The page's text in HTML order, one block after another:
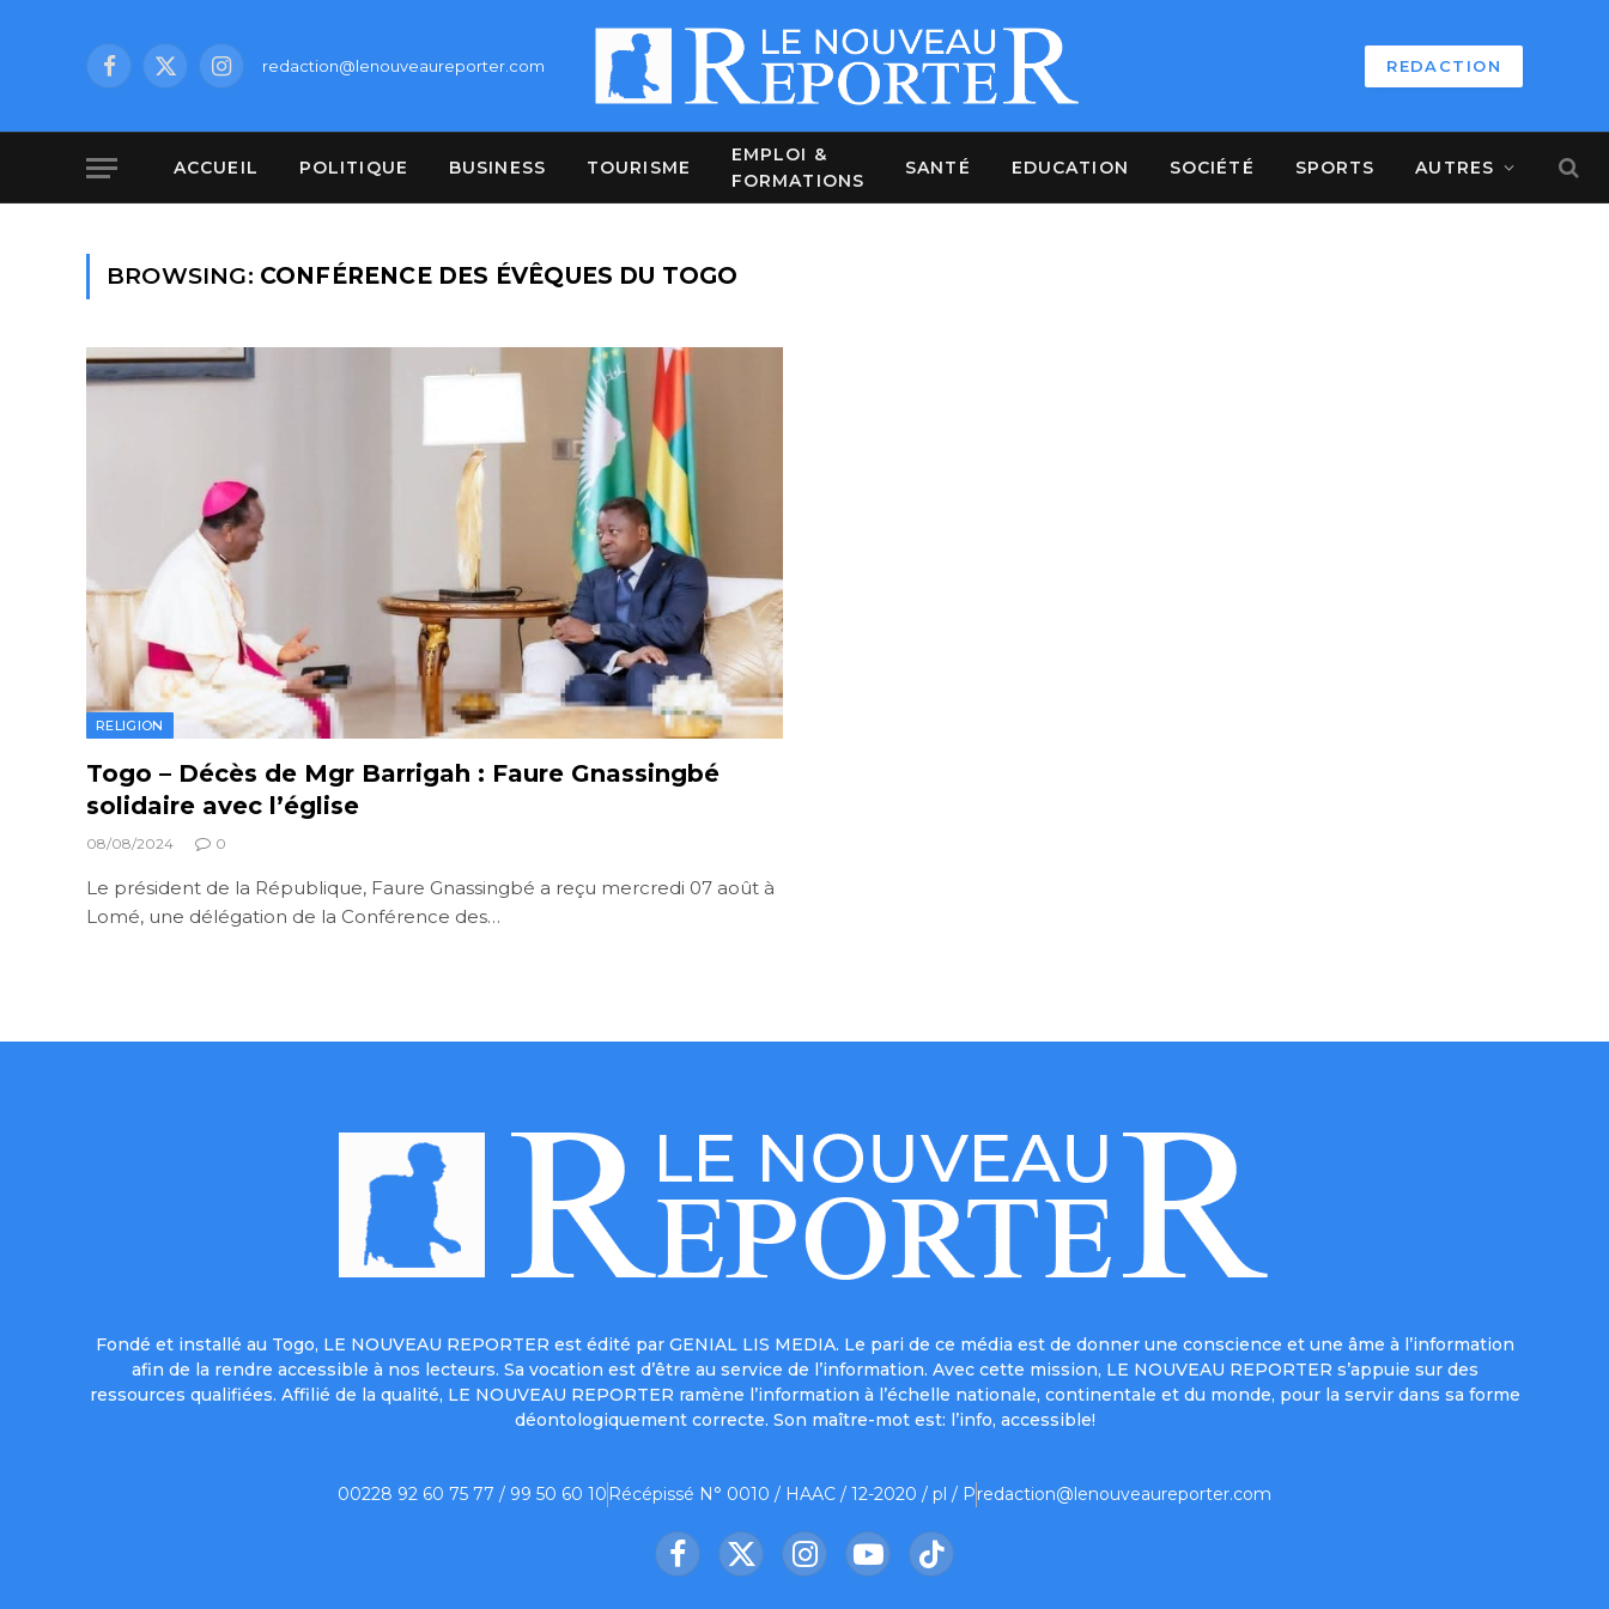
Facebook
X
Instagramredaction@lenouveaureporter.com REDACTION
ACCUEIL POLITIQUE BUSINESS TOURISME
EMPLOI &
FORMATIONS
SANTÉ EDUCATION SOCIÉTÉ SPORTS AUTRES
BROWSING: CONFÉRENCE DES ÉVÊQUES DU TOGO
RELIGION
Togo – Décès de Mgr Barrigah : Faure Gnassingbé
solidaire avec l’église
08/08/2024 0
Le président de la République, Faure Gnassingbé a reçu mercredi 07 août à
Lomé, une délégation de la Conférence des…
Fondé et installé au Togo, LE NOUVEAU REPORTER est édité par GENIAL LIS MEDIA. Le pari de ce média est de donner une conscience et une âme à l’information
afin de la rendre accessible à nos lecteurs. Sa vocation est d’être au service de l’information. Avec cette mission, LE NOUVEAU REPORTER s’appuie sur des
ressources qualifiées. Affilié de la qualité, LE NOUVEAU REPORTER ramène l’information à l’échelle nationale, continentale et du monde, pour la servir dans sa forme
déontologiquement correcte. Son maître-mot est: l’info, accessible!
00228 92 60 75 77 / 99 50 60 10 Récépissé N° 0010 / HAAC / 12-2020 / pl / Predaction@lenouveaureporter.com
Facebook
X
InstagramYouTubeTikTok